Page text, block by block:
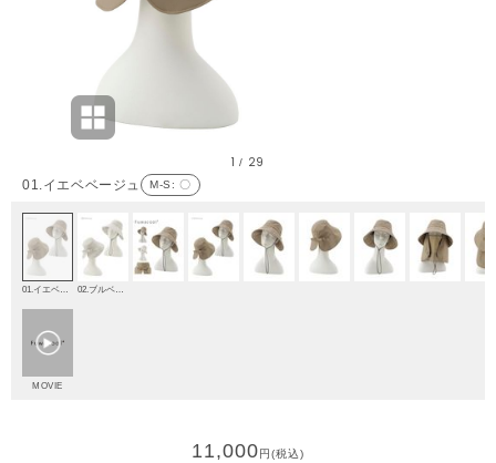
01.イエベベージュ M-S : 〇
1 / 29
MOVIE
11,000円(税込)